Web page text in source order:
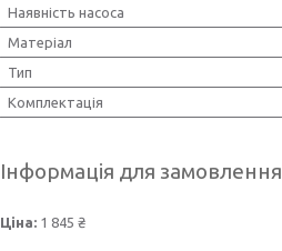
Наявність насоса
Матеріал
Тип
Комплектація
Інформація для замовлення
Ціна: 1 845 ₴